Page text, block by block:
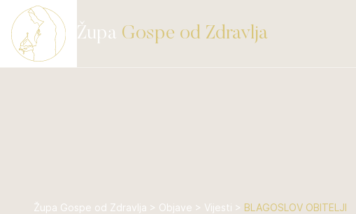
Župa Gospe od Zdravlja
Župa Gospe od Zdravlja > Objave > Vijesti > BLAGOSLOV OBITELJI